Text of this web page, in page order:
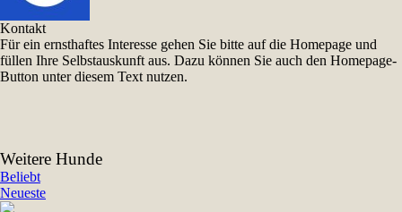
Kontakt
Für ein ernsthaftes Interesse gehen Sie bitte auf die Homepage und
füllen Ihre Selbstauskunft aus. Dazu können Sie auch den Homepage-
Button unter diesem Text nutzen.
Weitere Hunde
Beliebt
Neueste